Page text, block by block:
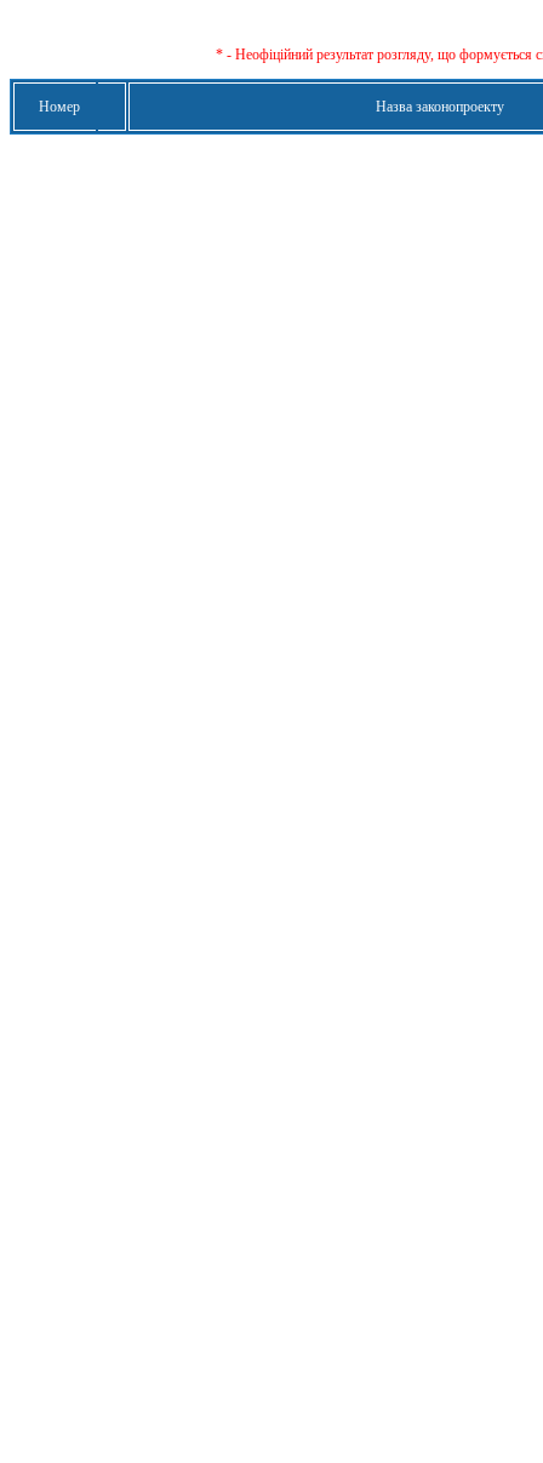
* - Неофіційний результат розгляду, що формується
Номер Назва законопроекту